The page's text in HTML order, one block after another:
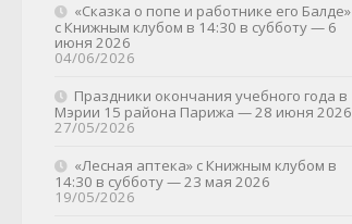
«Сказка о попе и работнике его Балде»
с Книжным клубом в 14:30 в субботу — 6
июня 2026
04/06/2026
Праздники окончания учебного года в
Мэрии 15 района Парижа — 28 июня 2026
27/05/2026
«Лесная аптека» с Книжным клубом в
14:30 в субботу — 23 мая 2026
19/05/2026